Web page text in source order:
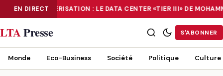
EN DIRECTNUMÉRISATION : LE DATA CENTER «TIER III» DE
NUMÉRISATION : LE DATA CENTER «TIER III» DE MOHAMMADIA, UN
LTAPresse S'ABONNER
Monde Eco-Business Société Politique Culture